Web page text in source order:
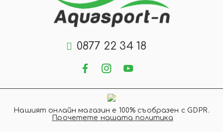
0877 22 34 18
GDPR
Нашият онлайн магазин е 100% съобразен с GDPR.
Прочетете нашата политика